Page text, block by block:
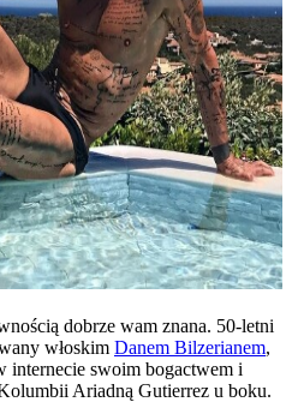
dobrze wam znana. 50-letni
włoskim Danem Bilzerianem,
internecie swoim bogactwem i
Ariadną Gutierrez u boku.